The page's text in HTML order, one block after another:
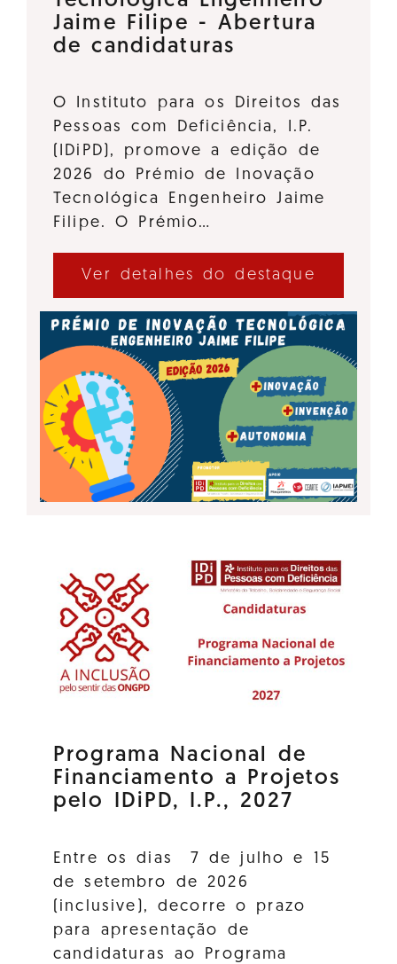
Jaime Filipe - Abertura
de candidaturas
O Instituto para os Direitos das
Pessoas com Deficiência, I.P.
(IDiPD), promove a edição de
2026 do Prémio de Inovação
Tecnológica Engenheiro Jaime
Filipe. O Prémio…
Ver detalhes do destaque
Programa Nacional de
Financiamento a Projetos
pelo IDiPD, I.P., 2027
Entre os dias 7 de julho e 15
de setembro de 2026
(inclusive), decorre o prazo
para apresentação de
candidaturas ao Programa